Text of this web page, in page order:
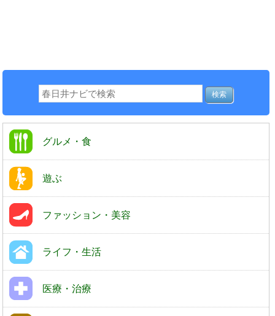
グルメ・食
遊ぶ
ファッション・美容
ライフ・生活
医療・治療